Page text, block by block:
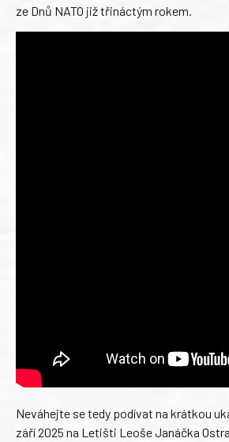
ze Dnů NATO již třináctým rokem.
Neváhejte se tedy podívat na krátkou
září 2025 na Letišti Leoše Janáčka